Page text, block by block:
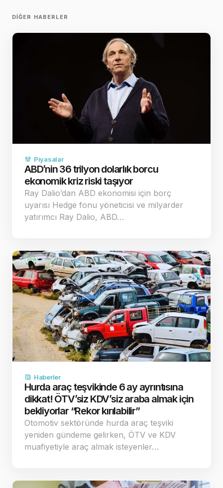
DIĞER HABERLER
Piyasalar
ABD’nin 36 trilyon dolarlık borcu
ekonomik kriz riski taşıyor
Ray Dalio’dan ABD ekonomisi için borç
uyarısı Hedge fonu yöneticisi ve milyarder
yatırımcı Ray Dalio, ABD…
Haberler
Hurda araç teşvikinde 6 ay ayrıntısına
dikkat! ÖTV’siz KDV’siz araba almak için
bekliyorlar “Rekor kırılabilir”
Otomotiv sektöründe hurda araç teşviki
yeniden gündeme gelirken, ÖTV ve KDV
muafiyetiyle araç almak isteyenler…